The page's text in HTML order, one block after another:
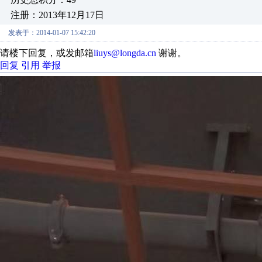
注册：2013年12月17日
发表于：2014-01-07 15:42:20
请楼下回复，或发邮箱liuys@longda.cn 谢谢。
回复 引用 举报